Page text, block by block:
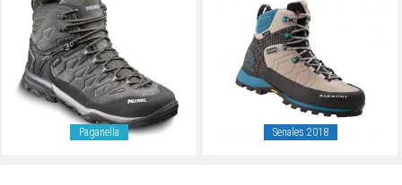
Paganella Senales 2018